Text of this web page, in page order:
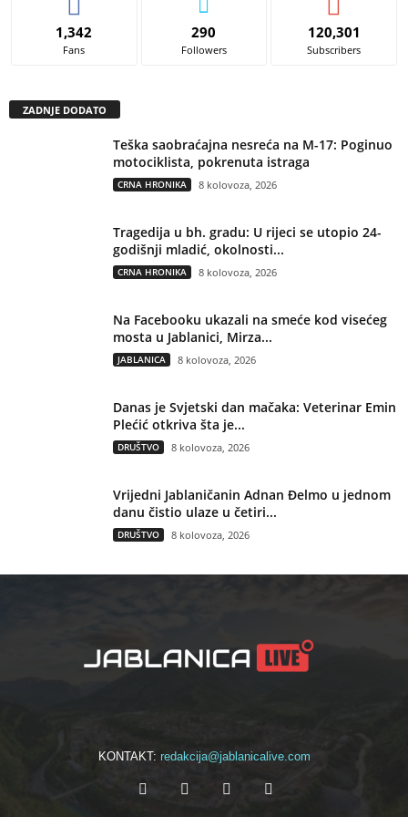
1,342
Fans
290
Followers
120,301
Subscribers
ZADNJE DODATO
Teška saobraćajna nesreća na M-17: Poginuo
motociklista, pokrenuta istraga
CRNA HRONIKA 8 kolovoza, 2026
Tragedija u bh. gradu: U rijeci se utopio 24-
godišnji mladić, okolnosti...
CRNA HRONIKA 8 kolovoza, 2026
Na Facebooku ukazali na smeće kod visećeg
mosta u Jablanici, Mirza...
JABLANICA 8 kolovoza, 2026
Danas je Svjetski dan mačaka: Veterinar Emin
Plećić otkriva šta je...
DRUŠTVO 8 kolovoza, 2026
Vrijedni Jablaničanin Adnan Đelmo u jednom
danu čistio ulaze u četiri...
DRUŠTVO 8 kolovoza, 2026
KONTAKT: redakcija@jablanicalive.com